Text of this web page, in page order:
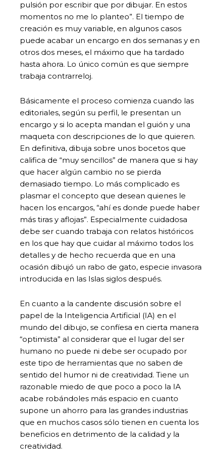
pulsión por escribir que por dibujar. En estos
momentos no me lo planteo”. El tiempo de
creación es muy variable, en algunos casos
puede acabar un encargo en dos semanas y en
otros dos meses, el máximo que ha tardado
hasta ahora. Lo único común es que siempre
trabaja contrarreloj.
Básicamente el proceso comienza cuando las
editoriales, según su perfil, le presentan un
encargo y si lo acepta mandan el guión y una
maqueta con descripciones de lo que quieren.
En definitiva, dibuja sobre unos bocetos que
califica de “muy sencillos” de manera que si hay
que hacer algún cambio no se pierda
demasiado tiempo. Lo más complicado es
plasmar el concepto que desean quienes le
hacen los encargos, “ahí es donde puede haber
más tiras y aflojas”. Especialmente cuidadosa
debe ser cuando trabaja con relatos históricos
en los que hay que cuidar al máximo todos los
detalles y de hecho recuerda que en una
ocasión dibujó un rabo de gato, especie invasora
introducida en las Islas siglos después.
En cuanto a la candente discusión sobre el
papel de la Inteligencia Artificial (IA) en el
mundo del dibujo, se confíesa en cierta manera
“optimista” al considerar que el lugar del ser
humano no puede ni debe ser ocupado por
este tipo de herramientas que no saben de
sentido del humor ni de creatividad. Tiene un
razonable miedo de que poco a poco la IA
acabe robándoles más espacio en cuanto
supone un ahorro para las grandes industrias
que en muchos casos sólo tienen en cuenta los
beneficios en detrimento de la calidad y la
creatividad.